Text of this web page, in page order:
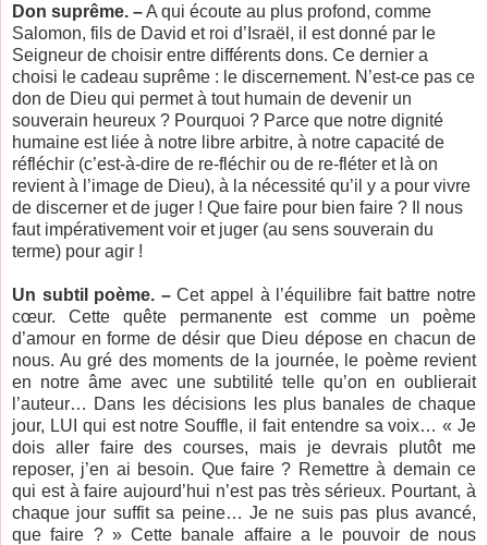
Don suprême. –A qui écoute au plus profond, comme
Salomon, fils de David et roi d’Israël, il est donné par le
Seigneur de choisir entre différents dons. Ce dernier a
choisi le cadeau suprême : le discernement. N’est-ce pas ce
don de Dieu qui permet à tout humain de devenir un
souverain heureux ? Pourquoi ? Parce que notre dignité
humaine est liée à notre libre arbitre, à notre capacité de
réfléchir (c’est-à-dire de re-fléchir ou de re-fléter et là on
revient à l’image de Dieu), à la nécessité qu’il y a pour vivre
de discerner et de juger ! Que faire pour bien faire ? Il nous
faut impérativement voir et juger (au sens souverain du
terme) pour agir !
Un subtil poème. –Cet appel à l’équilibre fait battre notre
cœur. Cette quête permanente est comme un poème
d’amour en forme de désir que Dieu dépose en chacun de
nous. Au gré des moments de la journée, le poème revient
en notre âme avec une subtilité telle qu’on en oublierait
l’auteur… Dans les décisions les plus banales de chaque
jour, LUI qui est notre Souffle, il fait entendre sa voix… « Je
dois aller faire des courses, mais je devrais plutôt me
reposer, j’en ai besoin. Que faire ? Remettre à demain ce
qui est à faire aujourd’hui n’est pas très sérieux. Pourtant, à
chaque jour suffit sa peine… Je ne suis pas plus avancé,
que faire ? » Cette banale affaire a le pouvoir de nous